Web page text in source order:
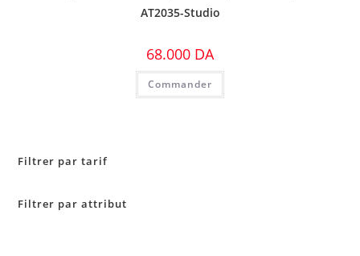
AT2035-Studio
68.000 DA
Commander
Filtrer par tarif
Filtrer par attribut